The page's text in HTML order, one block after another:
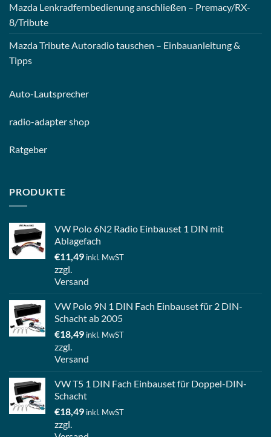
Mazda Lenkradfernbedienung anschließen – Premacy/RX-
8/Tribute
Mazda Tribute Autoradio tauschen – Einbauanleitung &
Tipps
Auto-Lautsprecher
radio-adapter shop
Ratgeber
PRODUKTE
VW Polo 6N2 Radio Einbauset 1 DIN mit
Ablagefach
€11,49 inkl. MwST
zzgl.
Versand
VW Polo 9N 1 DIN Fach Einbauset für 2 DIN-
Schacht ab 2005
€18,49 inkl. MwST
zzgl.
Versand
VW T5 1 DIN Fach Einbauset für Doppel-DIN-
Schacht
€18,49 inkl. MwST
zzgl.